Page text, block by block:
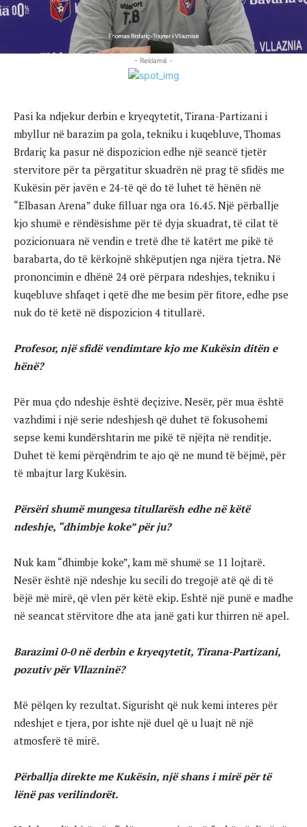
- Reklamë -
Pasi ka ndjekur derbin e kryeqytetit, Tirana-Partizani i
mbyllur në barazim pa gola, tekniku i kuqebluve, Thomas
Brdariç ka pasur në dispozicion edhe një seancë tjetër
stervitore për ta përgatitur skuadrën në prag të sfidës me
Kukësin për javën e 24-të që do të luhet të hënën në
“Elbasan Arena” duke filluar nga ora 16.45. Një përballje
kjo shumë e rëndësishme për të dyja skuadrat, të cilat të
pozicionuara në vendin e tretë dhe të katërt me pikë të
barabarta, do të kërkojnë shkëputjen nga njëra tjetra. Në
prononcimin e dhënë 24 orë përpara ndeshjes, tekniku i
kuqebluve shfaqet i qetë dhe me besim për fitore, edhe pse
nuk do të ketë në dispozicion 4 titullarë.
Profesor, një sfidë vendimtare kjo me Kukësin ditën e
hënë?
Për mua çdo ndeshje është deçizive. Nesër, për mua është
vazhdimi i një serie ndeshjesh që duhet të fokusohemi
sepse kemi kundërshtarin me pikë të njëjta në renditje.
Duhet të kemi përqëndrim te ajo që ne mund të bëjmë, për
të mbajtur larg Kukësin.
Përsëri shumë mungesa titullarësh edhe në këtë
ndeshje, “dhimbje koke” për ju?
Nuk kam “dhimbje koke”, kam më shumë se 11 lojtarë.
Nesër është një ndeshje ku secili do tregojë atë që di të
bëjë më mirë, që vlen për këtë ekip. Është një punë e madhe
në seancat stërvitore dhe ata janë gati kur thirren në apel.
Barazimi 0-0 në derbin e kryeqytetit, Tirana-Partizani,
pozutiv për Vllazninë?
Më pëlqen ky rezultat. Sigurisht që nuk kemi interes për
ndeshjet e tjera, por ishte një duel që u luajt në një
atmosferë të mirë.
Përballja direkte me Kukësin, një shans i mirë për të
lënë pas verilindorët.